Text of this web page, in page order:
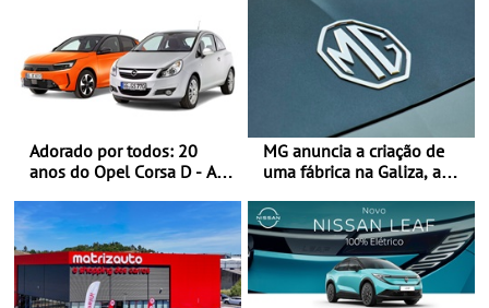
Adorado por todos: 20
anos do Opel Corsa D - A
no Salão Internacional do
Automóvel Britânico, em
Londres
MG anuncia a criação de
uma fábrica na Galiza, a
Continental - O início da
produção está previsto
para 2028, com uma
capacidade anual de até
120.000 veículos